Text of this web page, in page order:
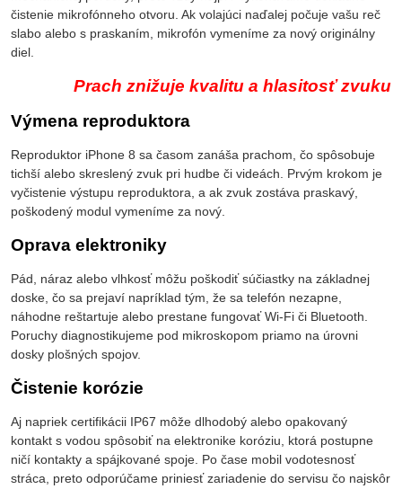
čistenie mikrofónneho otvoru. Ak volajúci naďalej počuje vašu reč
slabo alebo s praskaním, mikrofón vymeníme za nový originálny
diel.
Prach znižuje kvalitu a hlasitosť zvuku
Výmena reproduktora
Reproduktor iPhone 8 sa časom zanáša prachom, čo spôsobuje
tichší alebo skreslený zvuk pri hudbe či videách. Prvým krokom je
vyčistenie výstupu reproduktora, a ak zvuk zostáva praskavý,
poškodený modul vymeníme za nový.
Oprava elektroniky
Pád, náraz alebo vlhkosť môžu poškodiť súčiastky na základnej
doske, čo sa prejaví napríklad tým, že sa telefón nezapne,
náhodne reštartuje alebo prestane fungovať Wi-Fi či Bluetooth.
Poruchy diagnostikujeme pod mikroskopom priamo na úrovni
dosky plošných spojov.
Čistenie korózie
Aj napriek certifikácii IP67 môže dlhodobý alebo opakovaný
kontakt s vodou spôsobiť na elektronike koróziu, ktorá postupne
ničí kontakty a spájkované spoje. Po čase mobil vodotesnosť
stráca, preto odporúčame priniesť zariadenie do servisu čo najskôr